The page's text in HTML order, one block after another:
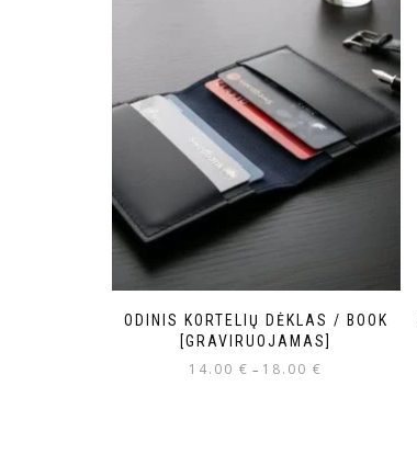
ODINIS KORTELIŲ DĖKLAS / BOOK
[GRAVIRUOJAMAS]
14.00€ – 18.00€